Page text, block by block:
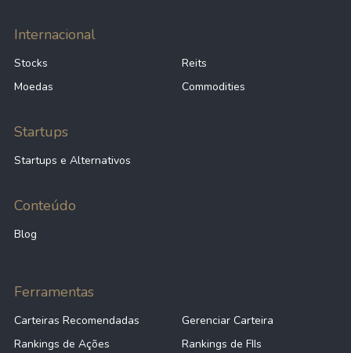
Internacional
Stocks
Reits
Moedas
Commodities
Startups
Startups e Alternativos
Conteúdo
Blog
Ferramentas
Carteiras Recomendadas
Gerenciar Carteira
Rankings de Ações
Rankings de FIIs